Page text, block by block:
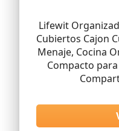
Lifewit
Cubiertos Cajon
Menaje, Cocina
Compacto